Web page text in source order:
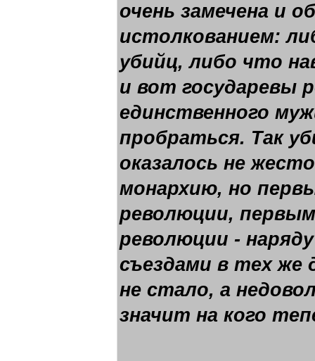
очень замечена и
истолкованием:
убийц, либо что
и вот государевы
единственного
пробраться. Так
оказалось не
монархию, но
революции,
революции -
съездами в тех же
не стало, а
значит на кого